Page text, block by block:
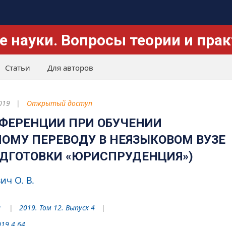
науки. Вопросы теории и
Статьи Для авторов
Открытый доступ
ПРИ ОБУЧЕНИИ
ПЕРЕВОДУ В НЕЯЗЫКОВОМ ВУЗЕ
«ЮРИСПРУДЕНЦИЯ»)
О. В.
2019. Том 12. Выпуск 4